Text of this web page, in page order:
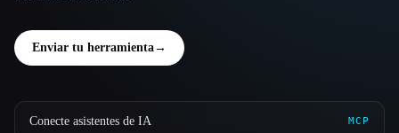
Enviar tu herramienta→
Conecte asistentes de IA MCP